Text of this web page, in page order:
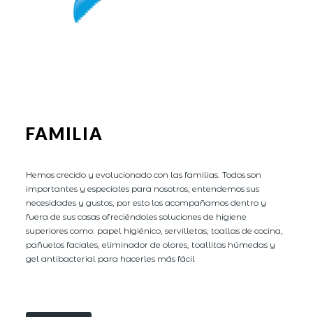
FAMILIA
Hemos crecido y evolucionado con las familias. Todos son
importantes y especiales para nosotros, entendemos sus
necesidades y gustos, por esto los acompañamos dentro y
fuera de sus casas ofreciéndoles soluciones de higiene
superiores como: papel higiénico, servilletas, toallas de cocina,
pañuelos faciales, eliminador de olores, toallitas húmedas y
gel antibacterial para hacerles más fácil